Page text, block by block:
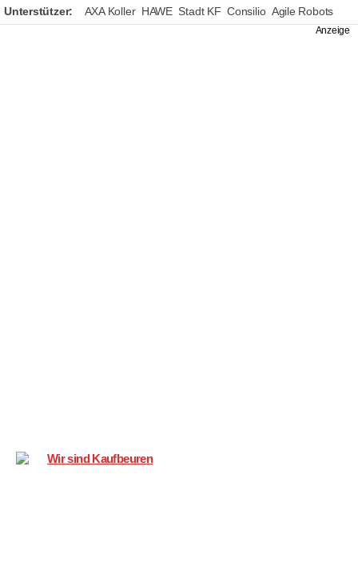
Unterstützer: AXA Koller HAWE Stadt KF Consilio Agile Robots